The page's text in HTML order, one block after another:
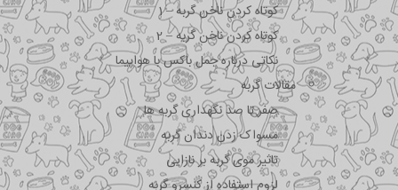
کوتاه کردن ناخن گربه – 1
کوتاه کردن ناخن گربه – 2
نکاتی درباره جمل باکس با هواپیما
مقالات گربه
صفر تا صد نگهداری گربه ها
مسواک زدن دندان گربه
تاثیر موی گربه بر نازایی
لزوم استفاده از کنسرو گربه